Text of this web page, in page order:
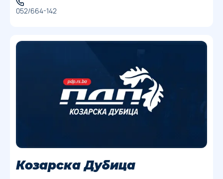
052/664-142
Козарска Дубица